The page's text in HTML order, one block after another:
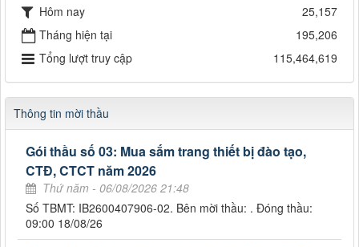
Hôm nay
25,157
Tháng hiện tại
195,206
Tổng lượt truy cập
115,464,619
Thông tin mời thầu
Gói thầu số 03: Mua sắm trang thiết bị đào tạo,
CTĐ, CTCT năm 2026
Thứ năm - 06/08/2026 21:48
Số TBMT: IB2600407906-02. Bên mời thầu: . Đóng thầu:
09:00 18/08/26